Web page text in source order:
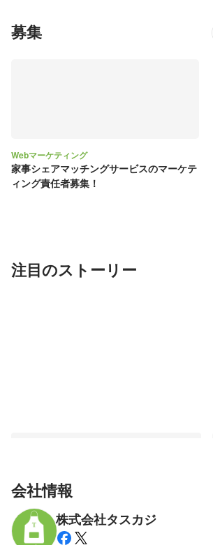
募集
Webマーケティング
家事シェアマッチングサービスのマーケテ
ィング責任者募集！
注目のストーリー
【事業紹介】タスカジの法人向け事業を知
会社情報
株式会社タスカジ